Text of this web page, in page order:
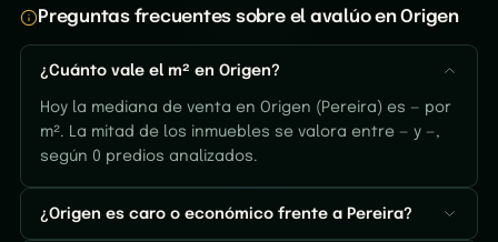
Preguntas frecuentes sobre el avalúo en Origen
¿Cuánto vale el m² en Origen?
Hoy la mediana de venta en Origen (Pereira) es — por
m². La mitad de los inmuebles se valora entre — y —,
según 0 predios analizados.
¿Origen es caro o económico frente a Pereira?